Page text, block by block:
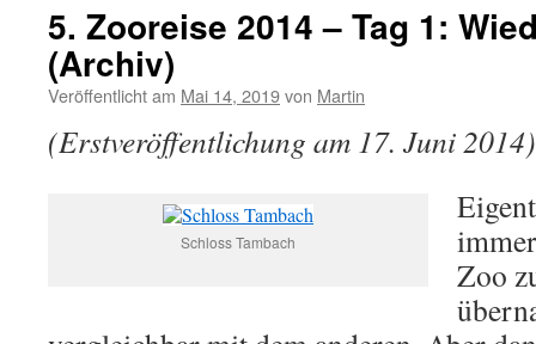
5. Zooreise 2014 – Tag 1:
(Archiv)
Veröffentlicht am Mai 14, 2019von Martin
(Erstveröffentlichung am 17. Juni 2014)
Schloss Tambach
Zoo